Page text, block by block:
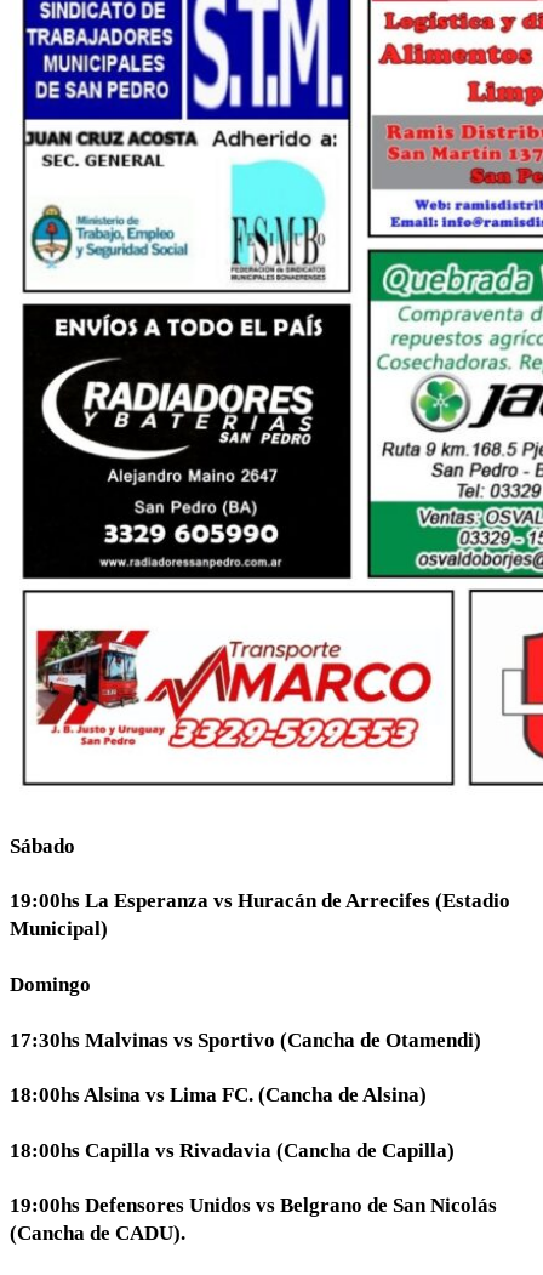
Sábado
19:00hs La Esperanza vs Huracán de Arrecifes (Estadio
Municipal)
Domingo
17:30hs Malvinas vs Sportivo (Cancha de Otamendi)
18:00hs Alsina vs Lima FC. (Cancha de Alsina)
18:00hs Capilla vs Rivadavia (Cancha de Capilla)
19:00hs Defensores Unidos vs Belgrano de San Nicolás
(Cancha de CADU).